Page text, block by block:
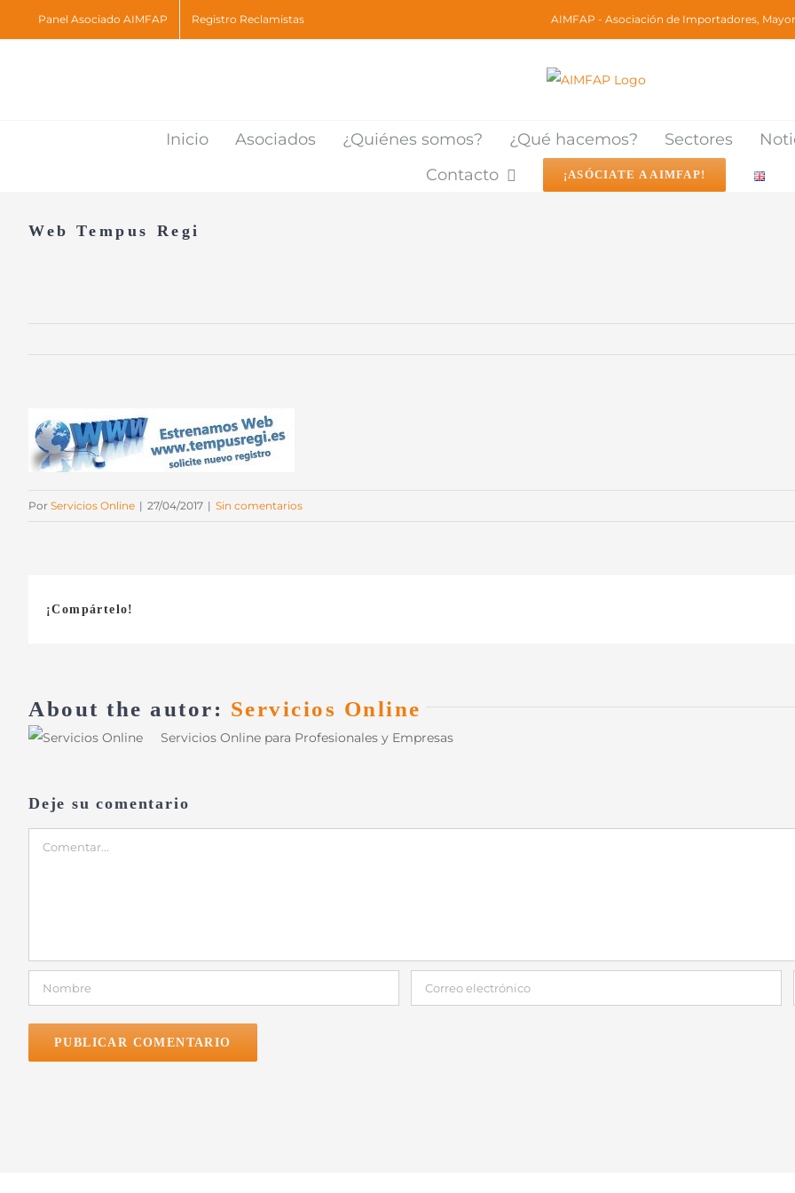
to
Panel Asociado AIMFAP Registro Reclamistas AIMFAP - Asociación de Importadores,
Inicio Asociados ¿Quiénes somos? ¿Qué hacemos? Sectores
Contacto
¡ASÓCIATE A AIMFAP!
Web Tempus Regi
Por Servicios Online | 27/04/2017 | Sin comentarios
¡Compártelo!
About the autor: Servicios Online
Servicios Online para Profesionales y Empresas
Deje su comentario
Comentar